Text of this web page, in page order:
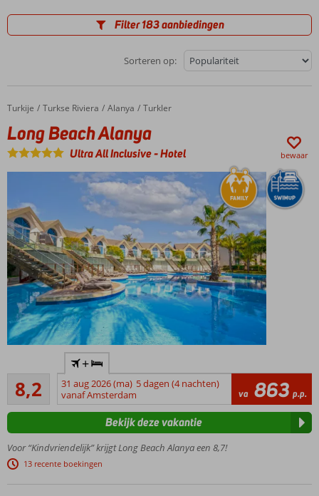
Filter 183 aanbiedingen
Sorteren op:
Home
Turkije Turkse Riviera Alanya Turkler
Long Beach Alanya
Long Beach Alanya
Ultra All Inclusive-Hotel bewaar
Fantastisch
en levendig
familiehotel
Met
privézandstrand
Luxe
kamers,
suites
8,2Zeer goed
643
beoordelingen
+
31 aug 2026 (ma) 5 dagen (4 nachten)
vanaf Amsterdam
va 863 p.p.
Voor “Kindvriendelijk” krijgt Long Beach Alanya een 8,7!
13 recente boekingen
Bekijk deze vakantie